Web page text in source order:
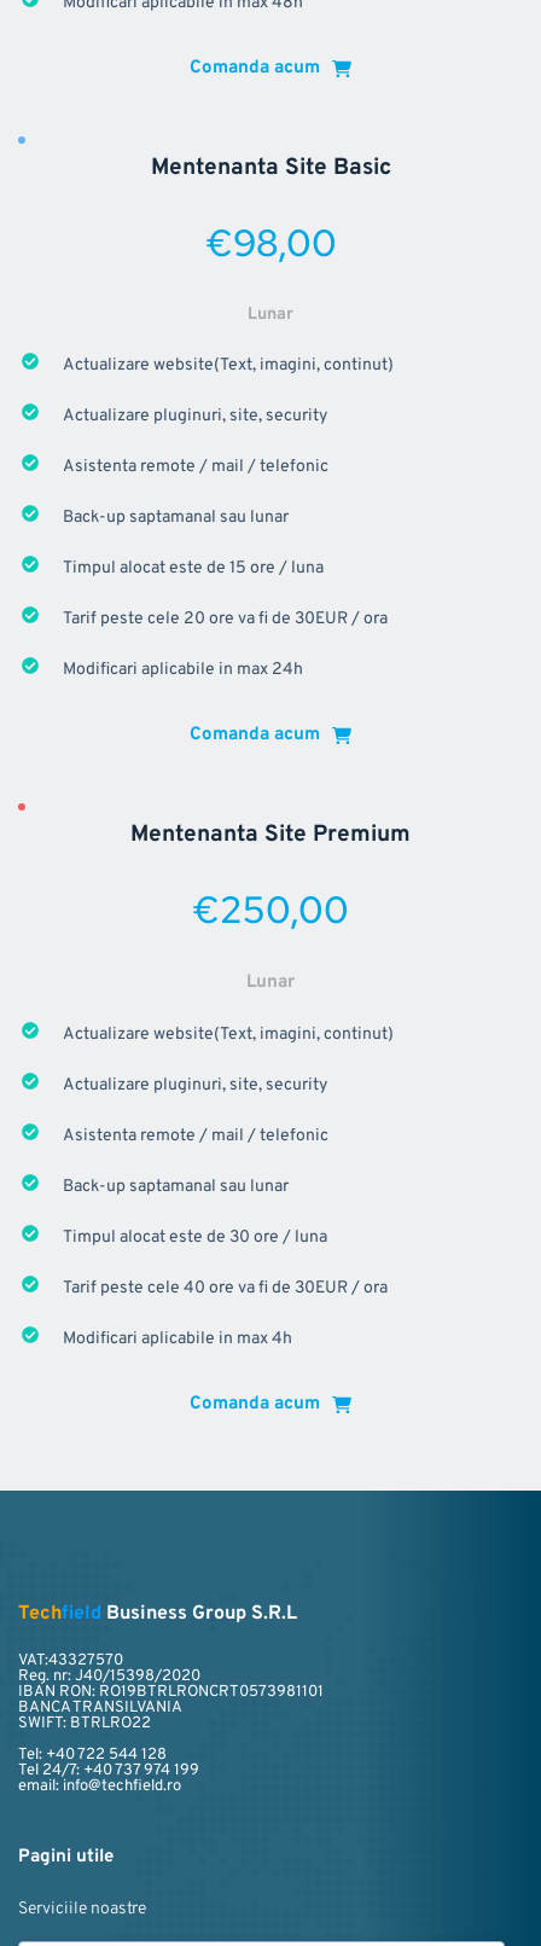
Comanda acum
Mentenanta Site Basic
€98,00
Lunar
Actualizare website(Text, imagini, continut)
Actualizare pluginuri, site, security
Asistenta remote / mail / telefonic
Back-up saptamanal sau lunar
Timpul alocat este de 15 ore / luna
Tarif peste cele 20 ore va fi de 30EUR / ora
Modificari aplicabile in max 24h
Comanda acum
Mentenanta Site Premium
€250,00
Lunar
Actualizare website(Text, imagini, continut)
Actualizare pluginuri, site, security
Asistenta remote / mail / telefonic
Back-up saptamanal sau lunar
Timpul alocat este de 30 ore / luna
Tarif peste cele 40 ore va fi de 30EUR / ora
Modificari aplicabile in max 4h
Comanda acum
Techfield Business Group S.R.L
VAT:43327570
Reg. nr: J40/15398/2020
IBAN RON: RO19BTRLRONCRT0573981101
BANCA TRANSILVANIA
SWIFT: BTRLRO22
Tel: +40 722 544 128
Tel 24/7: +40 737 974 199
email: info@techfield.ro
Pagini utile﻿
Serviciile noastre